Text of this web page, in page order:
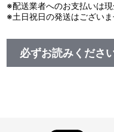
※配送業者へのお支払いは
※土日祝日の発送はございま
必ずお読みくださ